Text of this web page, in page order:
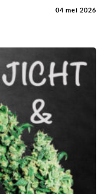
04 mei 2026